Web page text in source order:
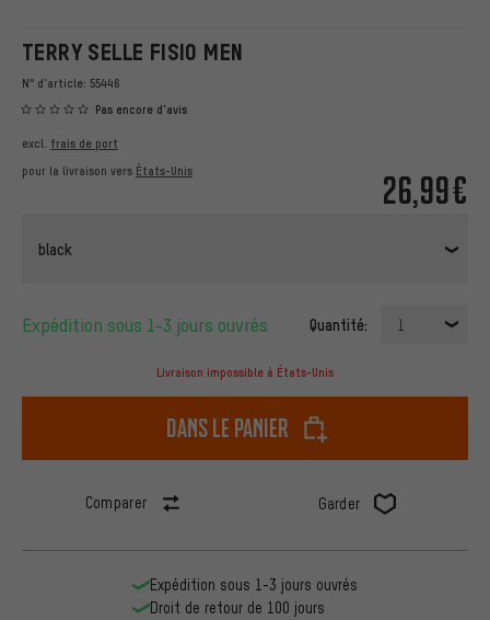
TERRY SELLE FISIO MEN
N° d'article: 55446
Pas encore d'avis
26,99€
excl. frais de port
pour la livraison vers États-Unis
black
Expédition sous 1-3 jours ouvrés Quantité: 1
Livraison impossible à États-Unis
dans le panier
Comparer Garder
Expédition sous 1-3 jours ouvrés
Droit de retour de 100 jours